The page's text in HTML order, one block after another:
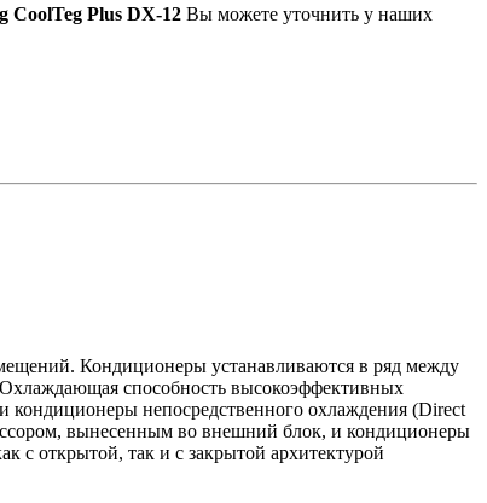
CoolTeg Plus DX-12Вы можете уточнить у наших
Кондиционеры устанавливаются в ряд между
способность высокоэффективных
кондиционеры непосредственного охлаждения (Direct
вынесенным во внешний блок, и кондиционеры
с открытой, так и с закрытой архитектурой